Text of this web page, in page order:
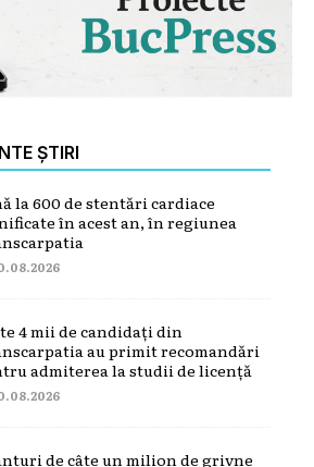
ȘTIRI
la 600 de stentări cardiace
în acest an, în regiunea
4 mii de candidați din
au primit recomandări
admiterea la studii de licență
de câte un milion de grivne